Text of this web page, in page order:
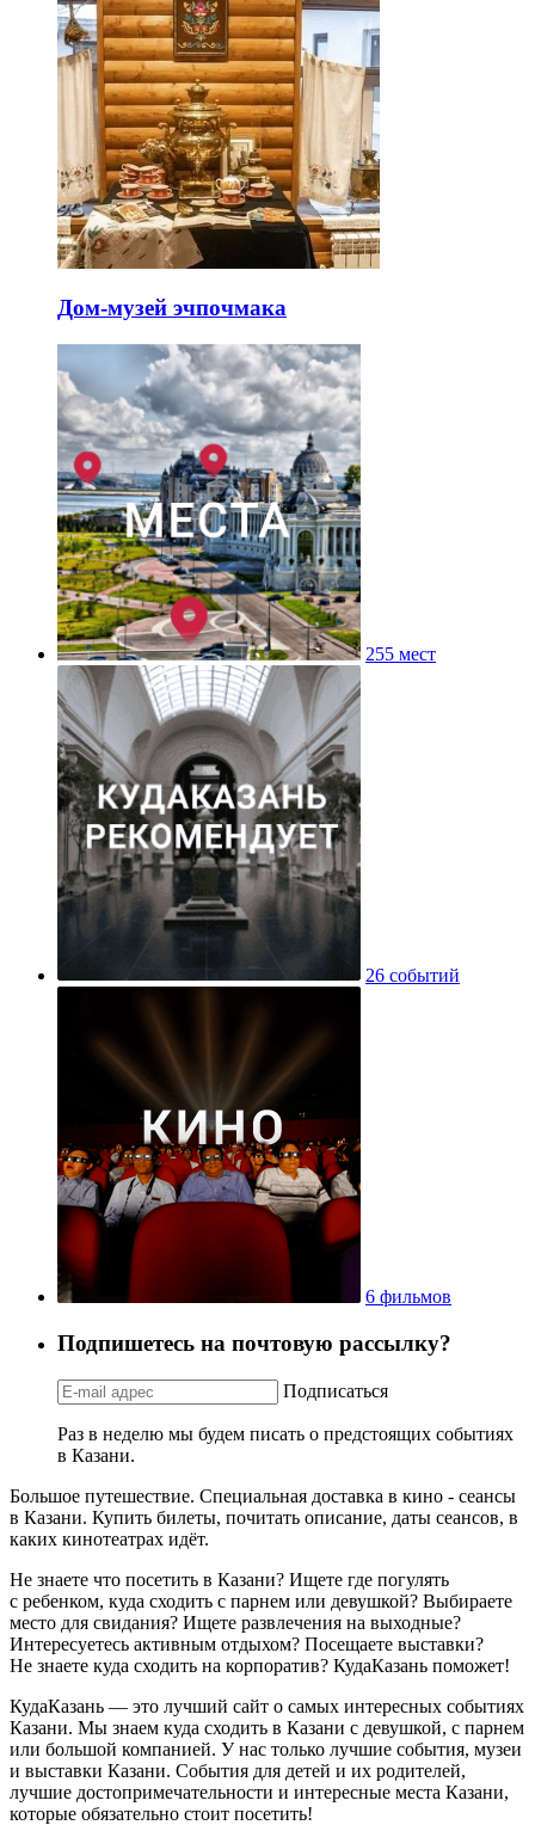
Дом-музей эчпочмака
255 мест
26 событий
6 фильмов
Подпишетесь на почтовую рассылку?
Подписаться
Раз в неделю мы будем писать о предстоящих событиях
в Казани.
Большое путешествие. Специальная доставка в кино - сеансы
в Казани. Купить билеты, почитать описание, даты сеансов, в
каких кинотеатрах идёт.
Не знаете что посетить в Казани? Ищете где погулять
с ребенком, куда сходить с парнем или девушкой? Выбираете
место для свидания? Ищете развлечения на выходные?
Интересуетесь активным отдыхом? Посещаете выставки?
Не знаете куда сходить на корпоратив? КудаКазань поможет!
КудаКазань — это лучший сайт о самых интересных событиях
Казани. Мы знаем куда сходить в Казани с девушкой, с парнем
или большой компанией. У нас только лучшие события, музеи
и выставки Казани. События для детей и их родителей,
лучшие достопримечательности и интересные места Казани,
которые обязательно стоит посетить!